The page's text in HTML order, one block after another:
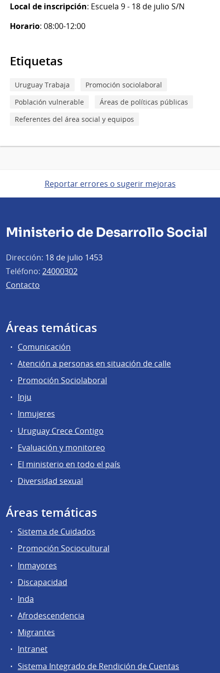
Local de inscripción: Escuela 9 - 18 de julio S/N
Horario: 08:00-12:00
Etiquetas
Uruguay Trabaja
Promoción sociolaboral
Población vulnerable
Áreas de políticas públicas
Referentes del área social y equipos
Reportar errores o sugerir mejoras
Ministerio de Desarrollo Social
Dirección: 18 de julio 1453
Teléfono: 24000302
Contacto
Áreas temáticas
Comunicación
Atención a personas en situación de calle
Promoción Sociolaboral
Inju
Inmujeres
Uruguay Crece Contigo
Evaluación y monitoreo
El ministerio en todo el país
Diversidad sexual
Áreas temáticas
Sistema de Cuidados
Promoción Sociocultural
Inmayores
Discapacidad
Inda
Afrodescendencia
Migrantes
Intranet
Sistema Integrado de Rendición de Cuentas